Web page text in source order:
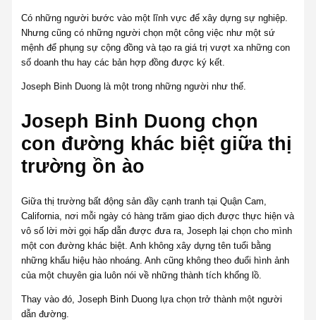
Có những người bước vào một lĩnh vực để xây dựng sự nghiệp.
Nhưng cũng có những người chọn một công việc như một sứ
mệnh để phụng sự cộng đồng và tạo ra giá trị vượt xa những con
số doanh thu hay các bản hợp đồng được ký kết.
Joseph Binh Duong là một trong những người như thế.
Joseph Binh Duong chọn
con đường khác biệt giữa thị
trường ồn ào
Giữa thị trường bất động sản đầy cạnh tranh tại Quận Cam,
California, nơi mỗi ngày có hàng trăm giao dịch được thực hiện và
vô số lời mời gọi hấp dẫn được đưa ra, Joseph lại chọn cho mình
một con đường khác biệt. Anh không xây dựng tên tuổi bằng
những khẩu hiệu hào nhoáng. Anh cũng không theo đuổi hình ảnh
của một chuyên gia luôn nói về những thành tích khổng lồ.
Thay vào đó, Joseph Binh Duong lựa chọn trở thành một người
dẫn đường.